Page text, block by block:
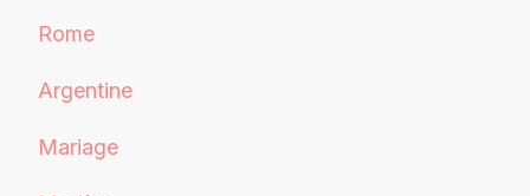
Rome
Argentine
Mariage